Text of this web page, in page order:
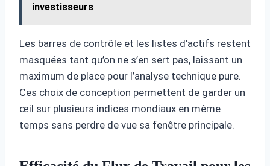
investisseurs
Les barres de contrôle et les listes d’actifs restent
masquées tant qu’on ne s’en sert pas, laissant un
maximum de place pour l’analyse technique pure.
Ces choix de conception permettent de garder un
œil sur plusieurs indices mondiaux en même
temps sans perdre de vue sa fenêtre principale.